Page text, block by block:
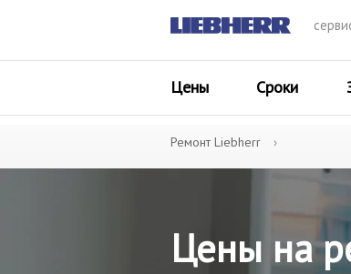
Цены Сроки
Ремонт Liebherr
Цены на